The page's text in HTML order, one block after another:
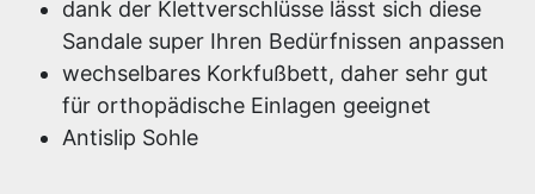
dank der Klettverschlüsse lässt sich diese
Sandale super Ihren Bedürfnissen anpassen
wechselbares Korkfußbett, daher sehr gut
für orthopädische Einlagen geeignet
Antislip Sohle